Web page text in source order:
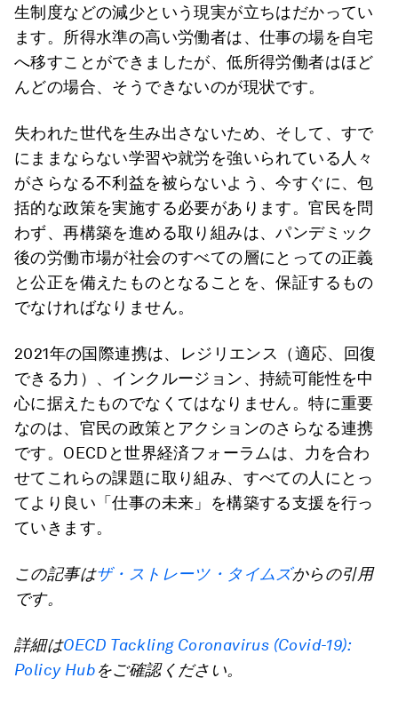
生制度などの減少という現実が立ちはだかってい
ます。所得水準の高い労働者は、仕事の場を自宅
へ移すことができましたが、低所得労働者はほど
んどの場合、そうできないのが現状です。
失われた世代を生み出さないため、そして、すで
にままならない学習や就労を強いられている人々
がさらなる不利益を被らないよう、今すぐに、包
括的な政策を実施する必要があります。官民を問
わず、再構築を進める取り組みは、パンデミック
後の労働市場が社会のすべての層にとっての正義
と公正を備えたものとなることを、保証するもの
でなければなりません。
2021年の国際連携は、レジリエンス（適応、回復
できる力）、インクルージョン、持続可能性を中
心に据えたものでなくてはなりません。特に重要
なのは、官民の政策とアクションのさらなる連携
です。OECDと世界経済フォーラムは、力を合わ
せてこれらの課題に取り組み、すべての人にとっ
てより良い「仕事の未来」を構築する支援を行っ
ていきます。
この記事はザ・ストレーツ・タイムズからの引用
です。
詳細はOECD Tackling Coronavirus (Covid-19):
Policy Hubをご確認ください。